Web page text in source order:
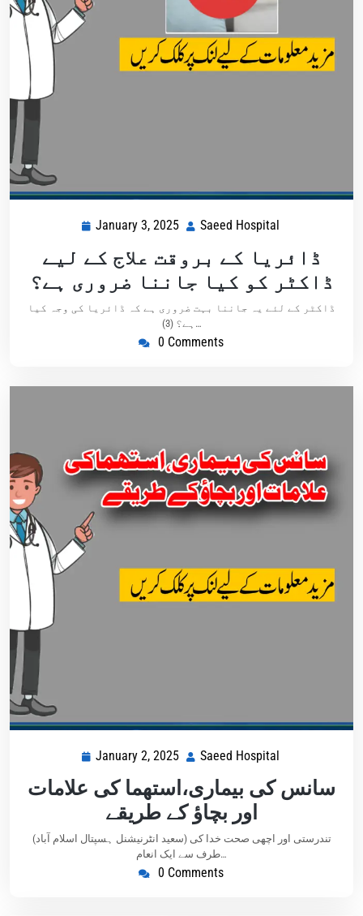
January 3, 2025 Saeed Hospital
ڈائریا کے بروقت علاج کے لیے
ڈاکٹر کو کیا جاننا ضروری ہے؟
ڈاکٹر کے لئے یہ جاننا بہت ضروری ہے کہ ڈائریا کی وجہ کیا
ہے؟ (3)…
0 Comments
January 2, 2025 Saeed Hospital
سانس کی بیماری،استھما کی علامات
اور بچاؤ کے طریقے
(سعید انٹرنیشنل ہسپتال اسلام آباد) تندرستی اور اچھی صحت خدا کی
طرف سے ایک انعام…
0 Comments